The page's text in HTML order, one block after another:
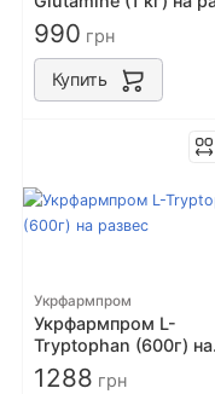
990 грн
Купить
Укрфармпром
Укрфармпром L-
Tryptophan (600г) на
развес
1288 грн